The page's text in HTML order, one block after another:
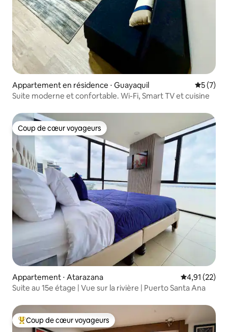
Appartement en résidence ⋅ Guayaquil
5 (7)
Suite moderne et confortable. Wi-Fi, Smart TV et cuisine
Coup de cœur voyageurs
Coup de cœur voyageurs
Appartement ⋅ Atarazana Évaluation
4,91 (22)
Suite au 15e étage | Vue sur la rivière | Puerto Santa Ana
Coups de cœur voyageurs les plus appréciés
Coup de cœur voyageurs